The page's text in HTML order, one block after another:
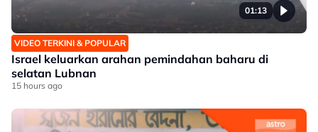
01:13
VIDEO TERKINI & POPULAR
Israel keluarkan arahan pemindahan baharu di
selatan Lubnan
15 hours ago